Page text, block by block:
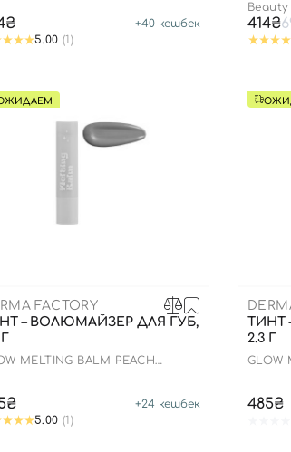
+40кешбек
5.00 (1)
Mask -
414₴
FACTORY
– ВОЛЮМАЙЗЕР ДЛЯ ГУБ,
Г
MELTING BALM PEACH
+24 кешбек
5.00 (1)
ТИНТ
2.3 Г
GLOW
485₴